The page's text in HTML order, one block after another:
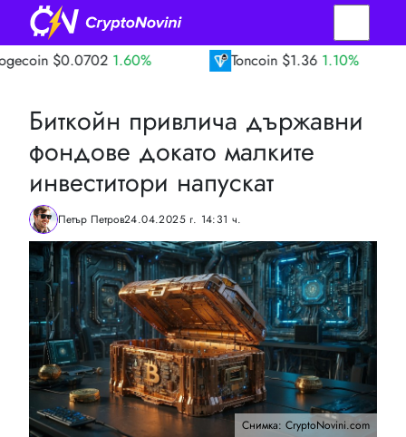
1.60% $1.36 1.10%
Биткойн привлича държавни
фондове докато малките
инвеститори напускат
Петър Петров24.04.2025 г. 14:31 ч.
Снимка: CryptoNovini.com